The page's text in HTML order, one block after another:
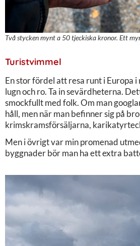
Två stycken mynt a 50 tjeckiska kronor. Ett
Turistvimmel
En stor fördel att resa runt i Europa
lugn och ro. Ta in sevärdheterna.
smockfullt med folk. Om man
håll, men när man befinner sig på
krimskramsförsäljarna,
Men i övrigt var min promenad
byggnader bör man ha ett extra